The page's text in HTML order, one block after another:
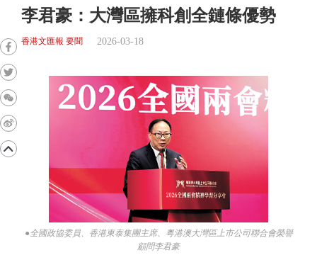
李君豪：大灣區擁科創全鏈條優勢
香港文匯報 要聞 2026-03-18
●全國政協委員、香港東泰集團主席、粵港澳大灣區上市公司聯合會榮譽
顧問李君豪